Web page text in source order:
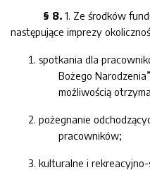
§ 8. 1. Ze środków
następujące imprezy
spotkania dla
Bożego Narodzenia”
możliwością
pożegnanie
pracowników;
kulturalne i